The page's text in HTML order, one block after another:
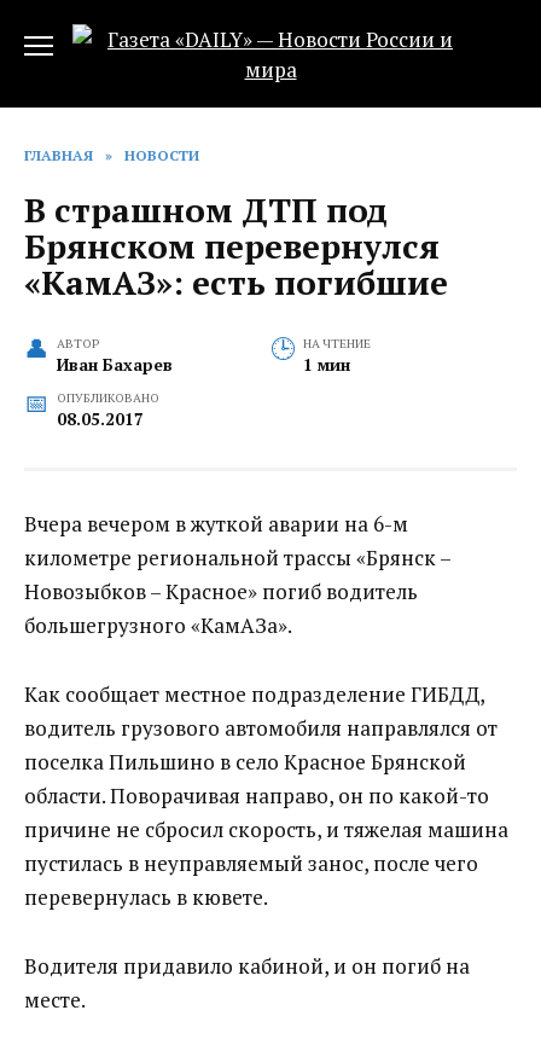
ГЛАВНАЯ » НОВОСТИ
В страшном ДТП под
Брянском перевернулся
«КамАЗ»: есть погибшие
АВТОР
Иван Бахарев
НА ЧТЕНИЕ
1 мин
ОПУБЛИКОВАНО
08.05.2017
Вчера вечером в жуткой аварии на 6-м
километре региональной трассы «Брянск –
Новозыбков – Красное» погиб водитель
большегрузного «КамАЗа».
Как сообщает местное подразделение ГИБДД,
водитель грузового автомобиля направлялся от
поселка Пильшино в село Красное Брянской
области. Поворачивая направо, он по какой-то
причине не сбросил скорость, и тяжелая машина
пустилась в неуправляемый занос, после чего
перевернулась в кювете.
Водителя придавило кабиной, и он погиб на
месте.